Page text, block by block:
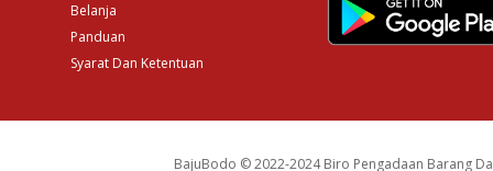
Belanja
Panduan
Syarat Dan Ketentuan
BajuBodo © 2022-2024 Biro Pengadaan Barang